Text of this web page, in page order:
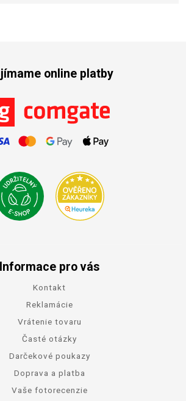
online platby
Informace pro vás
Kontakt
Reklamácie
Vrátenie tovaru
Časté otázky
Darčekové poukazy
Doprava a platba
Vaše fotorecenzie